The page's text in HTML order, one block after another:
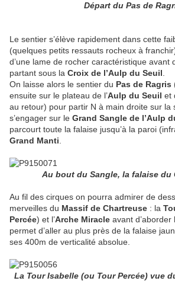
Départ du Pas de
Le sentier s’élève rapidement dans cette
(quelques petits ressauts rocheux à
d’une lame de rocher caractéristique avant
partant sous la Croix de l’Aulp du Seuil
On laisse alors le sentier du Pas de Ragris
ensuite sur le plateau de l’Aulp du Seuil et
au retour) pour partir N à main droite sur la
s’engager sur le Grand Sangle de l’Aulp
parcourt toute la falaise jusqu’à la paroi
Grand Manti
Au bout du Sangle, la falaise du
Au fil des cirques on pourra admirer de
merveilles du Massif de Chartreuse : la
Percée) et l’Arche Miracle avant
permet d’aller au plus près de la falaise
ses 400m de verticalité absolue.
La Tour Isabelle (ou Tour Percée) vue